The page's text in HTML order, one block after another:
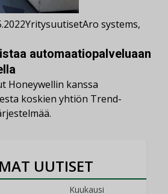
YritysuutisetAro systems,
automaatiopalveluaan
Honeywellin kanssa
koskien yhtiön Trend-
UUTISET
Kuukausi